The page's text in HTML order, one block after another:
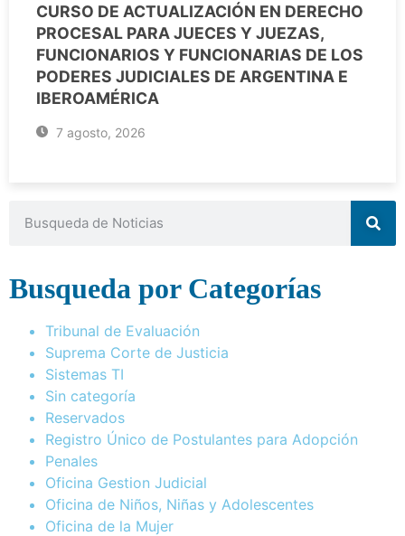
CURSO DE ACTUALIZACIÓN EN DERECHO
PROCESAL PARA JUECES Y JUEZAS,
FUNCIONARIOS Y FUNCIONARIAS DE LOS
PODERES JUDICIALES DE ARGENTINA E
IBEROAMÉRICA
7 agosto, 2026
Busqueda por Categorías
Tribunal de Evaluación
Suprema Corte de Justicia
Sistemas TI
Sin categoría
Reservados
Registro Único de Postulantes para Adopción
Penales
Oficina Gestion Judicial
Oficina de Niños, Niñas y Adolescentes
Oficina de la Mujer